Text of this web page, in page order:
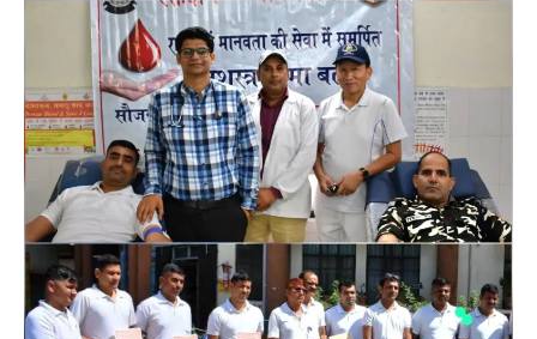
3
खड़गे की रैली से पहले हल्द्वानी में सियासी
घमासान, एसएसपी कार्यालय में धरने पर बैठे
कांग्रेस नेता
Admin August 8, 2026
कांग्रेस कार्यकर्ताओं की बसें रोकने का आरोप, एसएसपी
ऑफिस में धरने पर बैठे गोदियाल और…
अल्मोड़ा उत्तराखण्ड कुमाऊं ख़बरें धार्मिक
मानिला देवी मंदिर में श्रीमद्भागवत कथा के चतुर्थ
दिवस धूमधाम से मनाया गया श्रीकृष्ण जन्मोत्सव,
राज्य मंत्री कैलाश पंत ने किया कथा श्रवण
Admin August 6, 2026